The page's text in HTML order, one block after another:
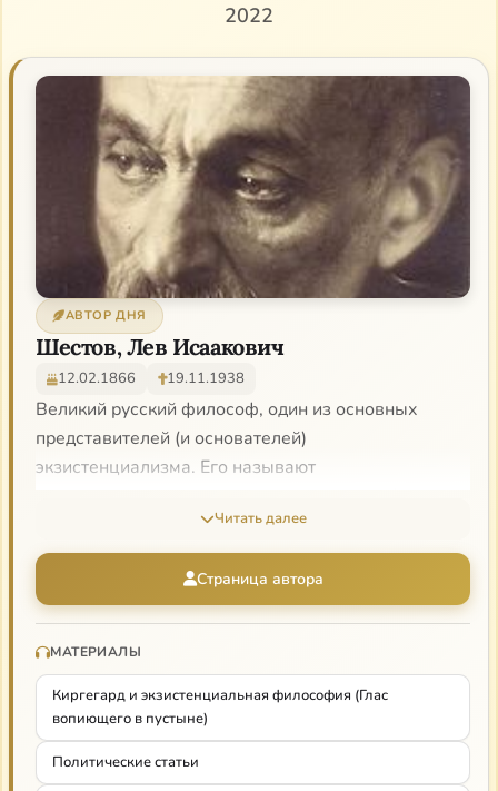
2022
АВТОР ДНЯ
Шестов, Лев Исаакович
12.02.1866 19.11.1938
Великий русский философ, один из основных
представителей (и основателей)
экзистенциализма. Его называют
было вырваться из пут сознания, считающее, что
оно — основание мира, из схем и абстракций
разума, закрывающих реальность. Борьба с
«самоочевидностями» — очевидностью смерти,
страдания, того, что мир навязывает человеку. Для
него они воплощались в рационализме и
гуманистической морали. Он не мог идти по
основной магистрали философии, чтобы снова не
впутаться в дискурс мира сего: он выбирает формы
афоризма и комментария. Главное для Шестова —
Читать далее
Страница автора
МАТЕРИАЛЫ
Киргегард и экзистенциальная философия (Глас
вопиющего в пустыне)
Политические статьи